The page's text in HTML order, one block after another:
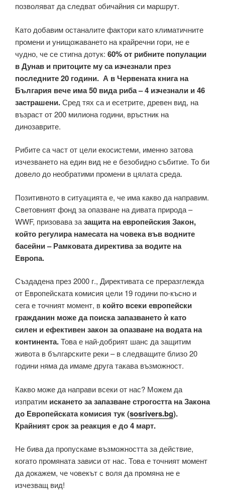
позволяват да следват обичайния си маршрут.
Като добавим останалите фактори като климатичните
промени и унищожаването на крайречни гори, не е
чудно, че се стигна дотук: 60% от рибните популации
в Дунав и притоците му са изчезнали през
последните 20 години. А в Червената книга на
България вече има 50 вида риба – 4 изчезнали и 46
застрашени.Сред тях са и есетрите, древен вид, на
възраст от 200 милиона години, връстник на
динозаврите.
Рибите са част от цели екосистеми, именно затова
изчезването на един вид не е безобидно събитие. То би
довело до необратими промени в цялата среда.
Позитивното в ситуацията е, че има какво да направим.
Световният фонд за опазване на дивата природа –
WWF, призовава зазащита на европейския Закон,
който регулира намесата на човека във водните
басейни – Рамковата директива за водите на
Европа.
Създадена през 2000 г., Директивата се преразглежда
от Европейската комисия цели 19 години по-късно и
сега е точният момент, в който всеки европейски
гражданин може да поиска запазването ѝ като
силен и ефективен закон за опазване на водата на
континента.Това е най-добрият шанс да защитим
живота в българските реки – в следващите близо 20
години няма да имаме друга такава възможност.
Какво може да направи всеки от нас? Можем да
изпратим искането за запазване строгостта на Закона
до Европейската комисия тук (sosrivers.bg).
Крайният срок за реакция е до 4 март.
Не бива да пропускаме възможността за действие,
когато промяната зависи от нас. Това е точният момент
да докажем, че човекът с воля да промяна не е
изчезващ вид!